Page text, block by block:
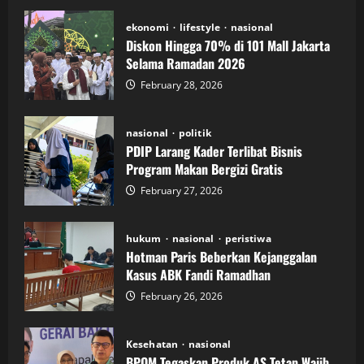
ekonomi lifestyle nasional
Diskon Hingga 70% di 101 Mall Jakarta
Selama Ramadan 2026
February 28, 2026
nasional politik
PDIP Larang Kader Terlibat Bisnis
Program Makan Bergizi Gratis
February 27, 2026
hukum nasional peristiwa
Hotman Paris Beberkan Kejanggalan
Kasus ABK Fandi Ramadhan
February 26, 2026
Kesehatan nasional